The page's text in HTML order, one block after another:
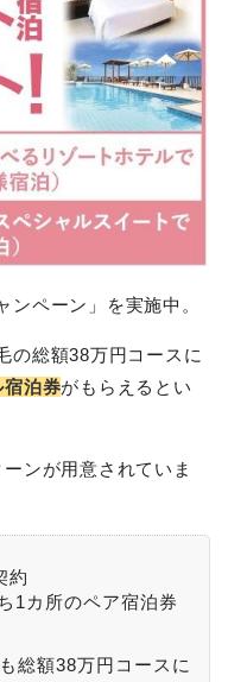
ンペーン」を実施中。
の総額38万円コースに
宿泊券がもらえるとい
ンが用意されていま
約
1カ所のペア宿泊券
総額38万円コースに